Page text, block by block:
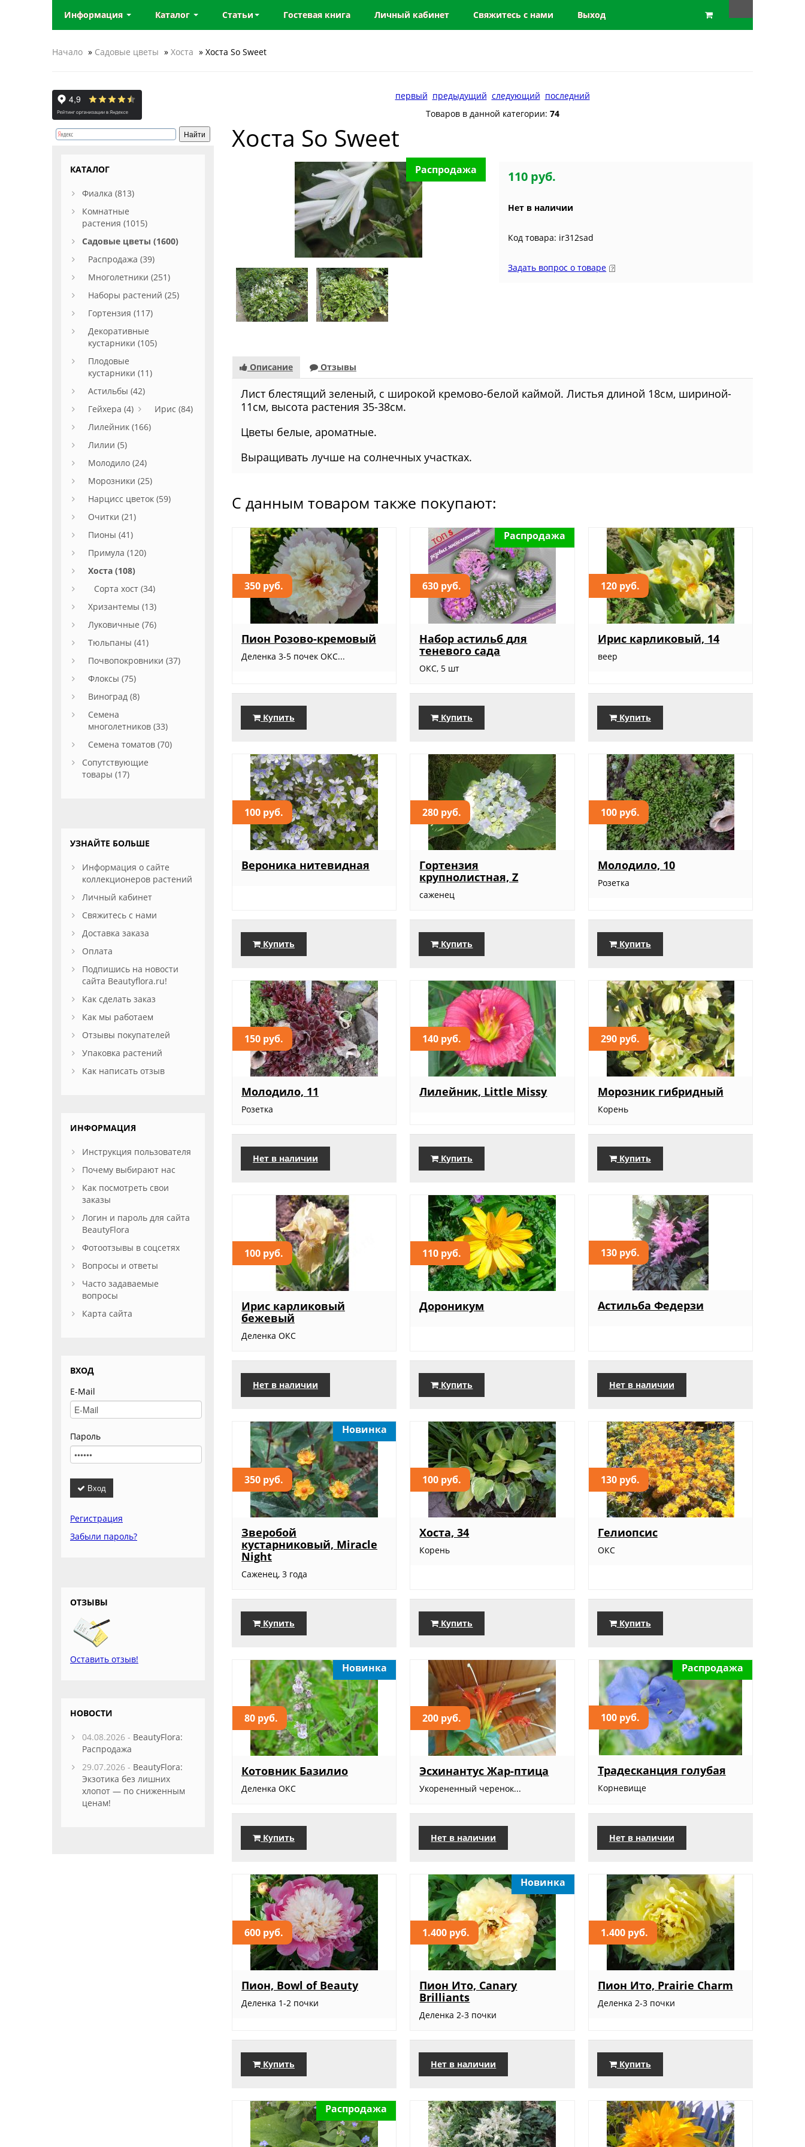
Информация Каталог Статьи Гостевая книга Личный кабинет Свяжитесь с нами Выход
Начало » Садовые цветы » Хоста » Хоста So Sweet
первый предыдущий следующий последний
Товаров в данной категории: 74
Хоста So Sweet
Распродажа 110 руб.
Нет в наличии
Код товара: ir312sad
Задать вопрос о товаре
Описание Отзывы
Лист блестящий зеленый, с широкой кремово-белой каймой. Листья длиной 18см, шириной-
11см, высота растения 35-38см.
Цветы белые, ароматные.
Выращивать лучше на солнечных участках.
С данным товаром также покупают:
350 руб.
Пион Розово-кремовый
Деленка 3-5 почек ОКС...
Купить
630 руб.
Распродажа
Набор астильб для
теневого сада
ОКС, 5 шт
Купить
120 руб.
Ирис карликовый, 14
веер
Купить
100 руб.
Вероника нитевидная
Купить
280 руб.
Гортензия
крупнолистная, Z
саженец
Купить
100 руб.
Молодило, 10
Розетка
Купить
150 руб.
Молодило, 11
Розетка
Нет в наличии
140 руб.
Лилейник, Little Missy
Купить
290 руб.
Морозник гибридный
Корень
Купить
100 руб.
Ирис карликовый
бежевый
Деленка ОКС
Нет в наличии
110 руб.
Дороникум
Купить
130 руб.
Астильба Федерзи
Нет в наличии
350 руб.
Новинка
Зверобой
кустарниковый, Miracle
Night
Саженец, 3 года
Купить
100 руб.
Хоста, 34
Корень
Купить
130 руб.
Гелиопсис
ОКС
Купить
80 руб.
Новинка
Котовник Базилио
Деленка ОКС
Купить
200 руб.
Эсхинантус Жар-птица
Укорененный черенок...
Нет в наличии
100 руб.
Распродажа
Традесканция голубая
Корневище
Нет в наличии
600 руб.
Пион, Bowl of Beauty
Деленка 1-2 почки
Купить
1.400 руб.
Новинка
Пион Ито, Canary
Brilliants
Деленка 2-3 почки
Нет в наличии
1.400 руб.
Пион Ито, Prairie Charm
Деленка 2-3 почки
Купить
Распродажа
КАТАЛОГ
Фиалка (813)
Комнатные
растения (1015)
Садовые цветы (1600)
Распродажа (39)
Многолетники (251)
Наборы растений (25)
Гортензия (117)
Декоративные
кустарники (105)
Плодовые
кустарники (11)
Астильбы (42)
Гейхера (4)
Ирис (84)
Лилейник (166)
Лилии (5)
Молодило (24)
Морозники (25)
Нарцисс цветок (59)
Очитки (21)
Пионы (41)
Примула (120)
Хоста (108)
Сорта хост (34)
Хризантемы (13)
Луковичные (76)
Тюльпаны (41)
Почвопокровники (37)
Флоксы (75)
Виноград (8)
Семена
многолетников (33)
Семена томатов (70)
Сопутствующие
товары (17)
УЗНАЙТЕ БОЛЬШЕ
Информация о сайте
коллекционеров растений
Личный кабинет
Свяжитесь с нами
Доставка заказа
Оплата
Подпишись на новости
сайта Beautyflora.ru!
Как сделать заказ
Как мы работаем
Отзывы покупателей
Упаковка растений
Как написать отзыв
ИНФОРМАЦИЯ
Инструкция пользователя
Почему выбирают нас
Как посмотреть свои
заказы
Логин и пароль для сайта
BeautyFlora
Фотоотзывы в соцсетях
Вопросы и ответы
Часто задаваемые
вопросы
Карта сайта
ВХОД
E-Mail
Пароль
Вход
Регистрация
Забыли пароль?
ОТЗЫВЫ
Оставить отзыв!
НОВОСТИ
04.08.2026 - BeautyFlora:
Распродажа
29.07.2026 - BeautyFlora:
Экзотика без лишних
хлопот — по сниженным
ценам!